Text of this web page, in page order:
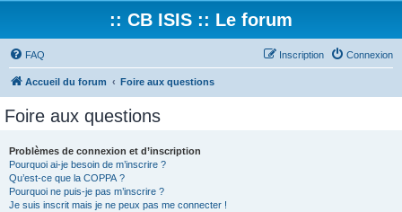
:: CB ISIS :: Le forum
FAQ Connexion
Inscription
Accueil du forum Foire aux questions
Foire aux questions
Problèmes de connexion et d’inscription
Pourquoi ai-je besoin de m’inscrire ?
Qu’est-ce que la COPPA ?
Pourquoi ne puis-je pas m’inscrire ?
Je suis inscrit mais je ne peux pas me connecter !